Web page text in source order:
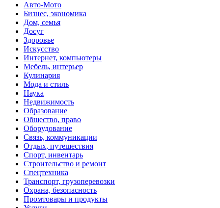
Авто-Мото
Бизнес, экономика
Дом, семья
Досуг
Здоровье
Искусство
Интернет, компьютеры
Мебель, интерьер
Кулинария
Мода и стиль
Наука
Недвижимость
Образование
Общество, право
Оборудование
Связь, коммуникации
Отдых, путешествия
Спорт, инвентарь
Строительство и ремонт
Спецтехника
Транспорт, грузоперевозки
Охрана, безопасность
Промтовары и продукты